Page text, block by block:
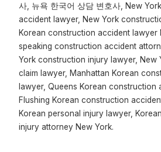
사, 뉴욕 한국어 상담 변호사, New
accident lawyer, New York
Korean construction accident lawyer
speaking construction accident
York construction injury lawyer, New
claim lawyer, Manhattan Korean
lawyer, Queens Korean construction
Flushing Korean construction
Korean personal injury lawyer,
injury attorney New York.